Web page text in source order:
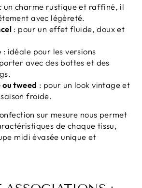
un charme rustique et raffiné, il
avec légèreté.
: pour un effet fluide, doux et
: idéale pour les versions
avec des bottes et des
ou tweed : pour un look vintage et
froide.
sur mesure nous permet
de chaque tissu,
midi évasée unique et